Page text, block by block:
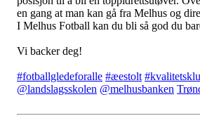
en gang at man kan gå fra Melhus og
I Melhus Fotball kan du bli så god du
Vi backer deg!
#fotballgledeforalle #æestolt
@landslagsskolen @melhusbanken